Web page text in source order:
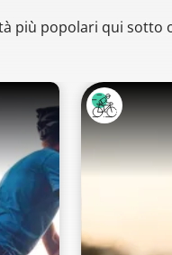
più popolari qui sotto